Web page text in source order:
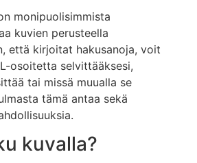
monipuolisimmista
kuvien perusteella
että kirjoitat hakusanoja, voit
osoitetta selvittääksesi,
tai missä muualla se
tämä antaa sekä
kuvalla?